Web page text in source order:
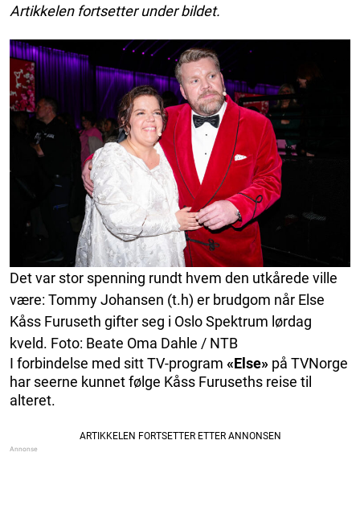
Artikkelen fortsetter under bildet.
Det var stor spenning rundt hvem den utkårede ville
være: Tommy Johansen (t.h) er brudgom når Else
Kåss Furuseth gifter seg i Oslo Spektrum lørdag
kveld. Foto: Beate Oma Dahle / NTB
I forbindelse med sitt TV-program «Else» på TVNorge
har seerne kunnet følge Kåss Furuseths reise til
alteret.